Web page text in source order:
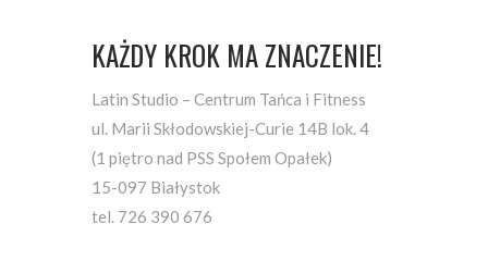
KAŻDY KROK MA ZNACZENIE!
Latin Studio – Centrum Tańca i Fitness
ul. Marii Skłodowskiej-Curie 14B lok. 4
(1 piętro nad PSS Społem Opałek)
15-097 Białystok
tel. 726 390 676